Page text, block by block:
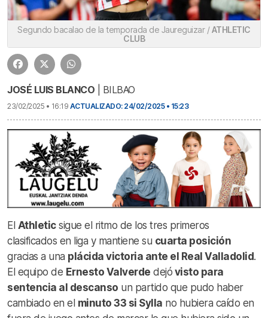
Segundo bacalao de la temporada de Jaureguizar /ATHLETIC
CLUB
JOSÉ LUIS BLANCO | BILBAO
23/02/2025 • 16:19 ACTUALIZADO: 24/02/2025 • 15:23
El Athleticsigue el ritmo de los tres primeros
clasificados en liga y mantiene su cuarta posición
gracias a una plácida victoria ante el Real Valladolid.
El equipo de Ernesto Valverde dejó visto para
sentencia al descanso un partido que pudo haber
cambiado en el minuto 33 si Sylla no hubiera caído en